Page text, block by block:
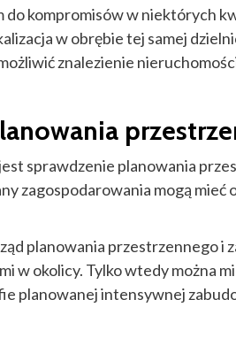
kompromisów w niektórych
w obrębie tej samej
znalezienie
sprawdzenie planowania
zagospodarowania mogą mieć
planowania przestrzennego i
w okolicy. Tylko wtedy można
planowanej intensywnej